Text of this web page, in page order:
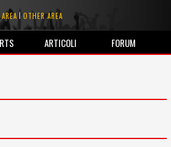
OTHER AREA
ARTICOLI FORUM